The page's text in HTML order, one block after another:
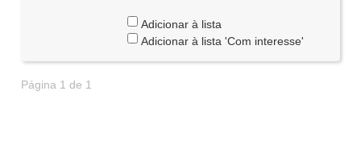
Adicionar à lista
Adicionar à lista 'Com interesse'
Página 1 de 1